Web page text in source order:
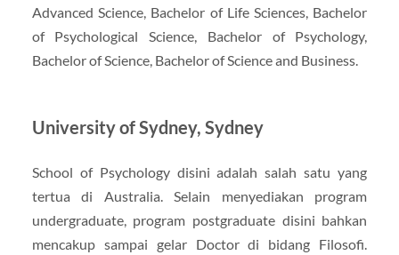
Advanced Science, Bachelor of Life Sciences, Bachelor
of Psychological Science, Bachelor of Psychology,
Bachelor of Science, Bachelor of Science and Business.
University of Sydney, Sydney
School of Psychology disini adalah salah satu yang
tertua di Australia. Selain menyediakan program
undergraduate, program postgraduate disini bahkan
mencakup sampai gelar Doctor di bidang Filosofi.